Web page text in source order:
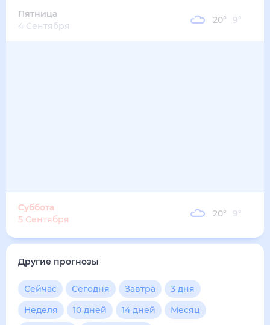
Пятница
4 Сентября
20° 9°
Суббота
5 Сентября
20° 9°
Другие прогнозы
Сейчас Сегодня Завтра
3 дня
Неделя
10 дней 14 дней
Месяц